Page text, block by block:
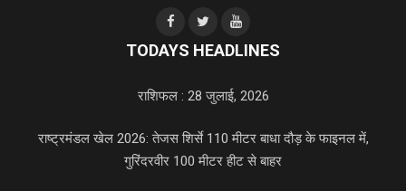
TODAYS HEADLINES
राशिफल : 28 जुलाई, 2026
राष्ट्रमंडल खेल 2026: तेजस शिर्से 110 मीटर बाधा दौड़ के फाइनल में,
गुरिंदरवीर 100 मीटर हीट से बाहर